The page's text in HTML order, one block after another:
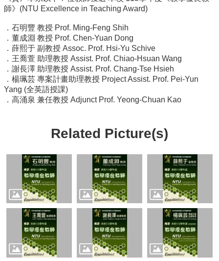
Talks
Curriculum
Student
Affairs
Department
of
Physics
師》(NTU Excellence in Teaching Award)
．石明豐 教授 Prof. Ming-Feng Shih
．董成淵 教授 Prof. Chen-Yuan Dong
．薛熙于 副教授 Assoc. Prof. Hsi-Yu Schive
．王喬萱 助理教授 Assist. Prof. Chiao-Hsuan Wang
．謝長澤 助理教授 Assist. Prof. Chang-Tse Hsieh
．楊珮芸 專案計畫助理教授 Project Assist. Prof. Pei-Yun
Yang (全英語授課)
．高涌泉 兼任教授 Adjunct Prof. Yeong-Chuan Kao
Related Picture(s)